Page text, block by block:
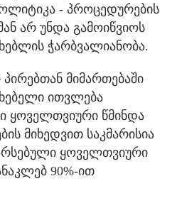
- პროცედურების
არ უნდა გამოიწვიოს
ჭარბვალიანობა.
მიმართებაში
ითვლება
ყოველთვიური წმინდა
მიხედვით საკმარისია
ყოველთვიური
90%-ით